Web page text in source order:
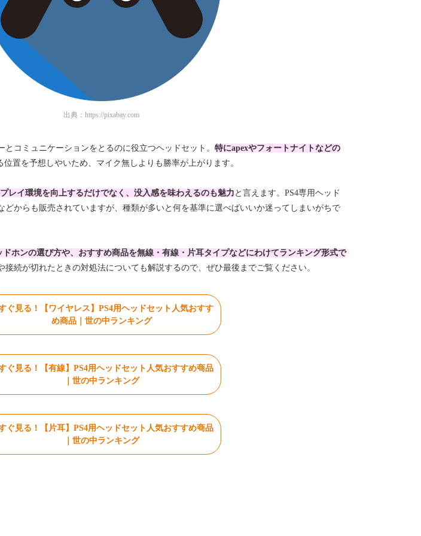
出典： https://pixabay.com
コミュニケーションをとるのに役立つヘッドセット。 特にapexやフォートナイトなどの
位置を予想しやいため、マイク無しよりも勝率が上がります。
レイ環境を向上するだけでなく、没入感を味わえるのも魅力 と言えます。PS4専用ヘッド
どからも販売されていますが、種類が多いと何を基準に選べばいいか迷ってしまいがちで
ドホンの選び方や、おすすめ商品を無線・有線・片耳タイプなどにわけてランキング形式で
接続が切れたときの対処法についても解説するので、ぜひ最後までご覧ください。
ぐ見る！【ワイヤレス】PS4用ヘッドセット人気おすす
め商品｜世の中ランキング
ぐ見る！【有線】PS4用ヘッドセット人気おすすめ商品
｜世の中ランキング
ぐ見る！【片耳】PS4用ヘッドセット人気おすすめ商品
｜世の中ランキング